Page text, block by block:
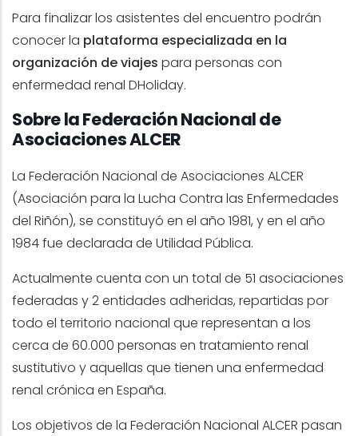
Para finalizar los asistentes del encuentro podrán
conocer la plataforma especializada en la
organización de viajes para personas con
enfermedad renal DHoliday.
Sobre la Federación Nacional de
Asociaciones ALCER
La Federación Nacional de Asociaciones ALCER
(Asociación para la Lucha Contra las Enfermedades
del Riñón), se constituyó en el año 1981, y en el año
1984 fue declarada de Utilidad Pública.
Actualmente cuenta con un total de 51 asociaciones
federadas y 2 entidades adheridas, repartidas por
todo el territorio nacional que representan a los
cerca de 60.000 personas en tratamiento renal
sustitutivo y aquellas que tienen una enfermedad
renal crónica en España.
Los objetivos de la Federación Nacional ALCER pasan